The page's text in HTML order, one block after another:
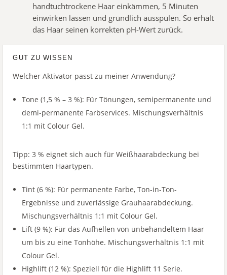
handtuchtrockene Haar einkämmen, 5 Minuten
einwirken lassen und gründlich ausspülen. So erhält
das Haar seinen korrekten pH-Wert zurück.
GUT ZU WISSEN
Welcher Aktivator passt zu meiner Anwendung?
Tone (1,5 % – 3 %): Für Tönungen, semipermanente und
demi-permanente Farbservices. Mischungsverhältnis
1:1 mit Colour Gel.
Tipp: 3 % eignet sich auch für Weißhaarabdeckung bei
bestimmten Haartypen.
Tint (6 %): Für permanente Farbe, Ton-in-Ton-
Ergebnisse und zuverlässige Grauhaarabdeckung.
Mischungsverhältnis 1:1 mit Colour Gel.
Lift (9 %): Für das Aufhellen von unbehandeltem Haar
um bis zu eine Tonhöhe. Mischungsverhältnis 1:1 mit
Colour Gel.
Highlift (12 %): Speziell für die Highlift 11 Serie.